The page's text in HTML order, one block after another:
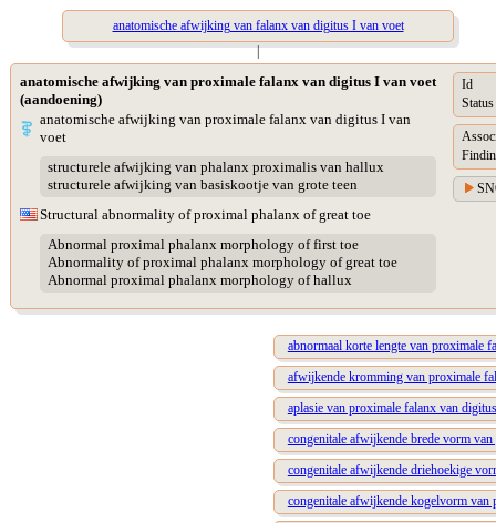
anatomische afwijking van falanx van digitus I van voet
|
anatomische afwijking van proximale falanx van digitus I van voet
(aandoening)
anatomische afwijking van proximale falanx van digitus I van
voet
structurele afwijking van phalanx proximalis van hallux
structurele afwijking van basiskootje van grote teen
Structural abnormality of proximal phalanx of great toe
Abnormal proximal phalanx morphology of first toe
Abnormality of proximal phalanx morphology of great toe
Abnormal proximal phalanx morphology of hallux
Id
Status
abnormaal korte lengte van proximale
afwijkende kromming van proximale
aplasie van proximale falanx van
congenitale afwijkende brede vorm
congenitale afwijkende driehoekige
congenitale afwijkende kogelvorm